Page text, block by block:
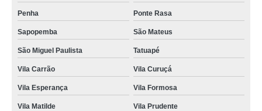
cartão em pvc personalizado Grajau
onde comprar cartão pvc para crachás Aricanduva
cartão pvc para crachás valor Valinhos
cartão em pvc personalizado valor Ilha Comprida
onde comprar cartão de pvc personalizado Jandira
Penha Ponte Rasa
Sapopemba São Mateus
São Miguel Paulista Tatuapé
Vila Carrão Vila Curuçá
Vila Esperança Vila Formosa
Vila Matilde Vila Prudente